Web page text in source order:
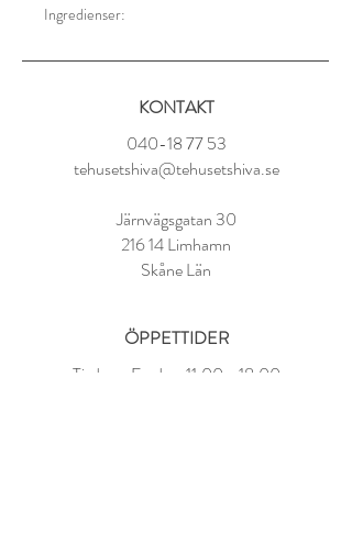
Ingredienser:
anis, apelsinblomma, rosenblad,
naturligt baserad smakarom
1 tsk per kopp
Låt dra i 3-4 minuter
KONTAKT
040-18 77 53
tehusetshiva@tehusetshiva.se
Järnvägsgatan 30
216 14 Limhamn
Skåne Län
ÖPPETTIDER
Tisdag - Fredag: 11.00 - 18.00